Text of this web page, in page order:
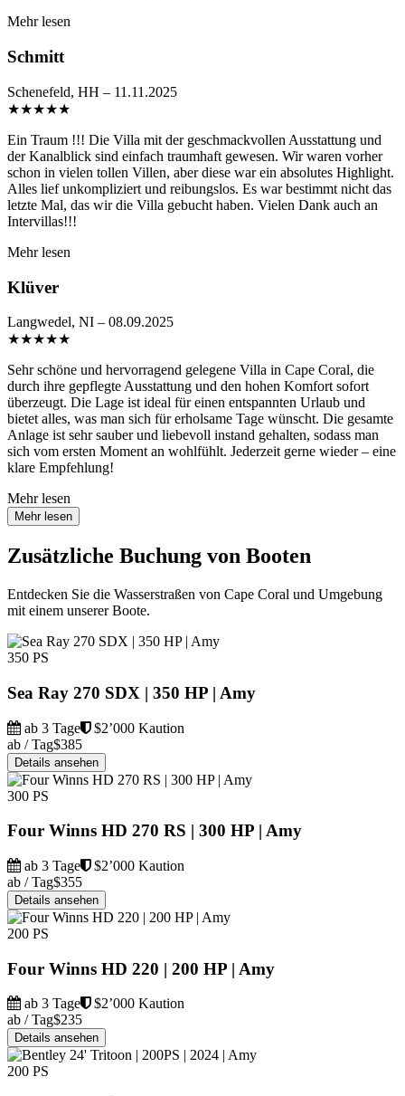
Mehr lesen
Schmitt
Schenefeld, HH – 11.11.2025
★★★★★
Ein Traum !!! Die Villa mit der geschmackvollen Ausstattung und
der Kanalblick sind einfach traumhaft gewesen. Wir waren vorher
schon in vielen tollen Villen, aber diese war ein absolutes Highlight.
Alles lief unkompliziert und reibungslos. Es war bestimmt nicht das
letzte Mal, das wir die Villa gebucht haben. Vielen Dank auch an
Intervillas!!!
Mehr lesen
Klüver
Langwedel, NI – 08.09.2025
★★★★★
Sehr schöne und hervorragend gelegene Villa in Cape Coral, die
durch ihre gepflegte Ausstattung und den hohen Komfort sofort
überzeugt. Die Lage ist ideal für einen entspannten Urlaub und
bietet alles, was man sich für erholsame Tage wünscht. Die gesamte
Anlage ist sehr sauber und liebevoll instand gehalten, sodass man
sich vom ersten Moment an wohlfühlt. Jederzeit gerne wieder – eine
klare Empfehlung!
Mehr lesen
Mehr lesen
Zusätzliche Buchung von Booten
Entdecken Sie die Wasserstraßen von Cape Coral und Umgebung
mit einem unserer Boote.
350 PS
Sea Ray 270 SDX | 350 HP | Amy
ab 3 Tage
$2’000 Kaution
ab / Tag$385
Details ansehen
300 PS
Four Winns HD 270 RS | 300 HP | Amy
ab 3 Tage
$2’000 Kaution
ab / Tag$355
Details ansehen
200 PS
Four Winns HD 220 | 200 HP | Amy
ab 3 Tage
$2’000 Kaution
ab / Tag$235
Details ansehen
200 PS